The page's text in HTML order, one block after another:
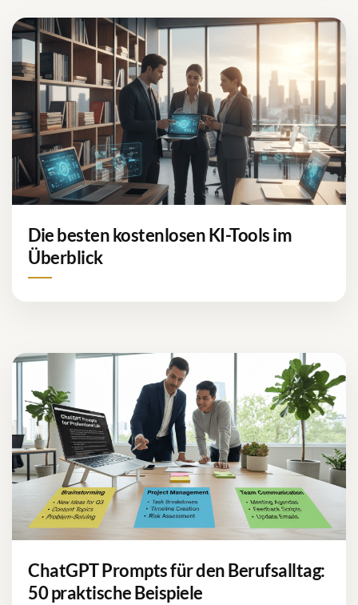
Die besten kostenlosen KI-Tools im
Überblick
ChatGPT Prompts für den Berufsalltag:
50 praktische Beispiele